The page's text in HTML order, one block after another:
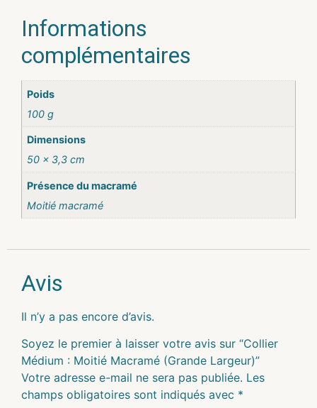
Informations
complémentaires
Poids
100 g
Dimensions
50 × 3,3 cm
Présence du macramé
Moitié macramé
Avis
Il n’y a pas encore d’avis.
Soyez le premier à laisser votre avis sur “Collier
Médium : Moitié Macramé (Grande Largeur)”
Votre adresse e-mail ne sera pas publiée. Les
champs obligatoires sont indiqués avec *